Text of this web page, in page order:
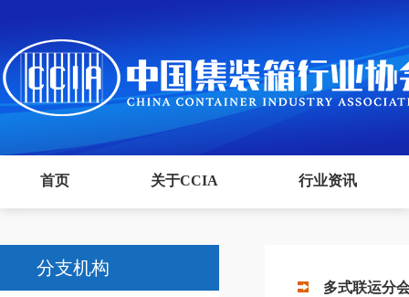
首页 关于CCIA 行业资讯
分支机构
多式联运分